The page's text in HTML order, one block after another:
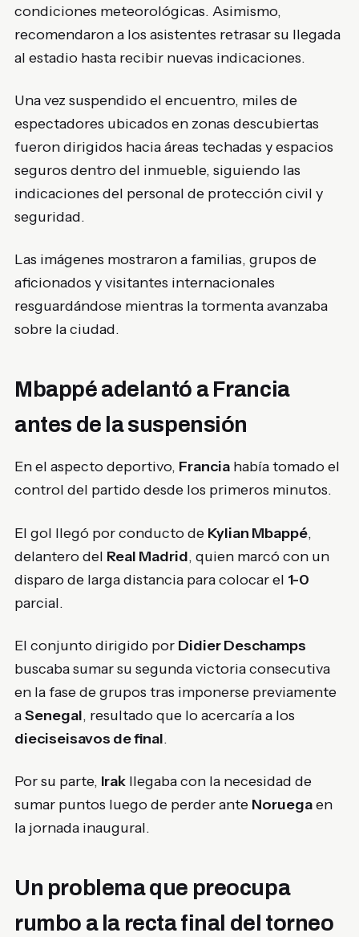
condiciones meteorológicas. Asimismo,
recomendaron a los asistentes retrasar su llegada
al estadio hasta recibir nuevas indicaciones.
Una vez suspendido el encuentro, miles de
espectadores ubicados en zonas descubiertas
fueron dirigidos hacia áreas techadas y espacios
seguros dentro del inmueble, siguiendo las
indicaciones del personal de protección civil y
seguridad.
Las imágenes mostraron a familias, grupos de
aficionados y visitantes internacionales
resguardándose mientras la tormenta avanzaba
sobre la ciudad.
Mbappé adelantó a Francia
antes de la suspensión
En el aspecto deportivo, Francia había tomado el
control del partido desde los primeros minutos.
El gol llegó por conducto de Kylian Mbappé,
delantero del Real Madrid, quien marcó con un
disparo de larga distancia para colocar el 1-0
parcial.
El conjunto dirigido por Didier Deschamps
buscaba sumar su segunda victoria consecutiva
en la fase de grupos tras imponerse previamente
aSenegal, resultado que lo acercaría a los
dieciseisavos de final.
Por su parte, Irak llegaba con la necesidad de
sumar puntos luego de perder ante Noruegaen
la jornada inaugural.
Un problema que preocupa
rumbo a la recta final del torneo